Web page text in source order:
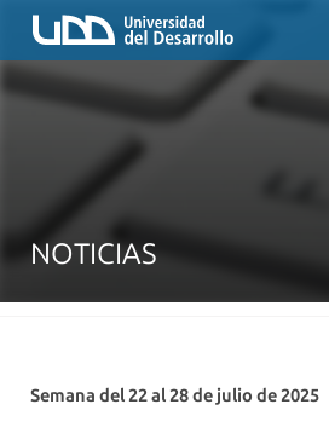
NOTICIAS
Semana del 22 al 28 de julio de 2025